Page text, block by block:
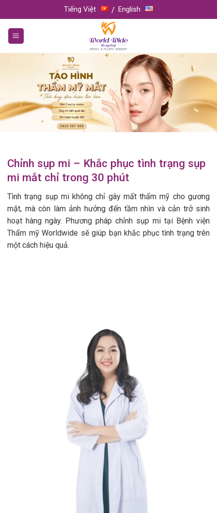
to
content
Tiếng Việt English
Chỉnh sụp mi – Khắc phục tình trạng sụp
mi mắt chỉ trong 30 phút
Tình trạng sụp mi không chỉ gây mất thẩm mỹ cho gương
mặt, mà còn làm ảnh hưởng đến tầm nhìn và cản trở sinh
hoạt hàng ngày. Phương pháp chỉnh sụp mi tại Bệnh viện
Thẩm mỹ Worldwide sẽ giúp bạn khắc phục tình trạng trên
một cách hiệu quả.